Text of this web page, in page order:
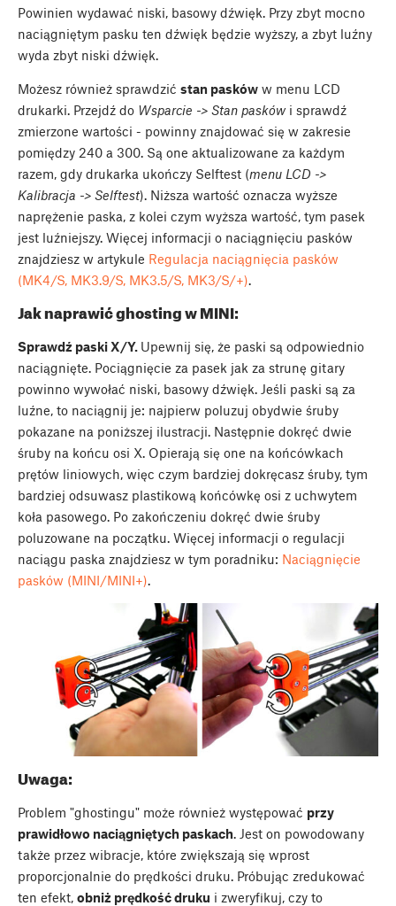
Powinien wydawać niski, basowy dźwięk. Przy zbyt mocno
naciągniętym pasku ten dźwięk będzie wyższy, a zbyt luźny
wyda zbyt niski dźwięk.
Możesz również sprawdzić stan pasków w menu LCD
drukarki. Przejdź do Wsparcie -> Stan paskówi sprawdź
zmierzone wartości - powinny znajdować się w zakresie
pomiędzy 240 a 300. Są one aktualizowane za każdym
razem, gdy drukarka ukończy Selftest (menu LCD ->
Kalibracja -> Selftest). Niższa wartość oznacza wyższe
naprężenie paska, z kolei czym wyższa wartość, tym pasek
jest luźniejszy. Więcej informacji o naciągnięciu pasków
znajdziesz w artykule Regulacja naciągnięcia pasków
(MK4/S, MK3.9/S, MK3.5/S, MK3/S/+).
Jak naprawić ghosting w MINI:
Sprawdź paski X/Y. Upewnij się, że paski są odpowiednio
naciągnięte. Pociągnięcie za pasek jak za strunę gitary
powinno wywołać niski, basowy dźwięk. Jeśli paski są za
luźne, to naciągnij je: najpierw poluzuj obydwie śruby
pokazane na poniższej ilustracji. Następnie dokręć dwie
śruby na końcu osi X. Opierają się one na końcówkach
prętów liniowych, więc czym bardziej dokręcasz śruby, tym
bardziej odsuwasz plastikową końcówkę osi z uchwytem
koła pasowego. Po zakończeniu dokręć dwie śruby
poluzowane na początku. Więcej informacji o regulacji
naciągu paska znajdziesz w tym poradniku: Naciągnięcie
pasków (MINI/MINI+).
Uwaga:
Problem "ghostingu" może również występować przy
prawidłowo naciągniętych paskach. Jest on powodowany
także przez wibracje, które zwiększają się wprost
proporcjonalnie do prędkości druku. Próbując zredukować
ten efekt, obniż prędkość druku i zweryfikuj, czy to